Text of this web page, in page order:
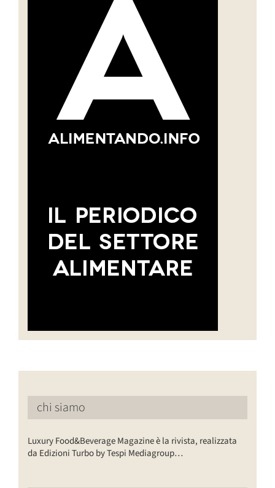
chi siamo
Luxury Food&Beverage Magazine è la rivista, realizzata
da Edizioni Turbo by Tespi Mediagroup…